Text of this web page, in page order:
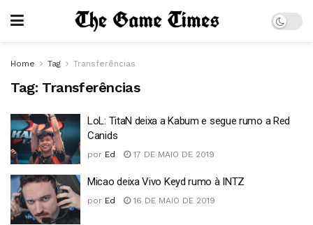
Home Tag Transferências
Tag: Transferências
LoL: TitaN deixa a Kabum e segue rumo a Red
Canids
por Ed 17 DE MAIO DE 2019
Micao deixa Vivo Keyd rumo à INTZ
por Ed 16 DE MAIO DE 2019